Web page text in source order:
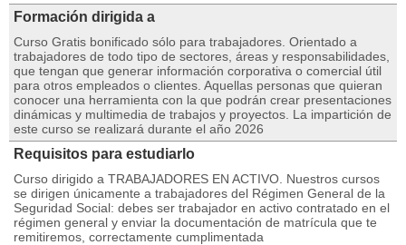
Formación dirigida a
Curso Gratis bonificado sólo para trabajadores. Orientado a
trabajadores de todo tipo de sectores, áreas y responsabilidades,
que tengan que generar información corporativa o comercial útil
para otros empleados o clientes. Aquellas personas que quieran
conocer una herramienta con la que podrán crear presentaciones
dinámicas y multimedia de trabajos y proyectos. La impartición de
este curso se realizará durante el año 2026
Requisitos para estudiarlo
Curso dirigido a TRABAJADORES EN ACTIVO. Nuestros cursos
se dirigen únicamente a trabajadores del Régimen General de la
Seguridad Social: debes ser trabajador en activo contratado en el
régimen general y enviar la documentación de matrícula que te
remitiremos, correctamente cumplimentada